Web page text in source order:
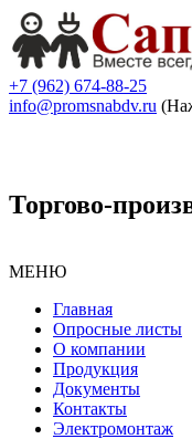
+7 (962) 674-88-25
info@promsnabdv.ru
Торгово-
МЕНЮ
Главная
Опросные листы
О компании
Продукция
Документы
Контакты
Электромонтаж